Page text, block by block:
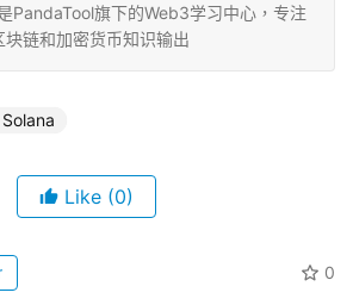
PandaTool旗下的Web3学习中心，专注
链和加密货币知识输出
Solana
Like (0)
0